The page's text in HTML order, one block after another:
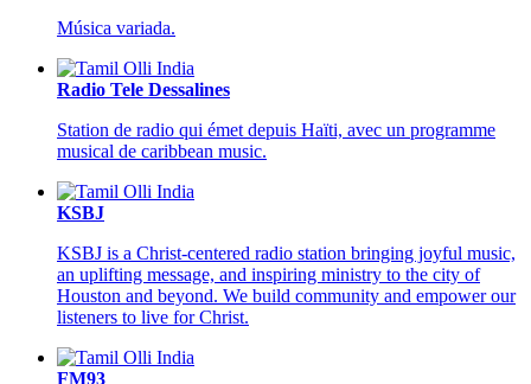
Música variada.
Radio Tele Dessalines
Station de radio qui émet depuis Haïti, avec un programme
musical de caribbean music.
KSBJ
KSBJ is a Christ-centered radio station bringing joyful music,
an uplifting message, and inspiring ministry to the city of
Houston and beyond. We build community and empower our
listeners to live for Christ.
FM93